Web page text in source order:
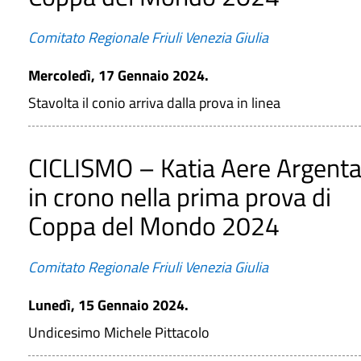
Comitato Regionale Friuli Venezia Giulia
Mercoledì, 17 Gennaio 2024.
Stavolta il conio arriva dalla prova in linea
CICLISMO – Katia Aere
in crono nella prima prova di
Coppa del Mondo 2024
Comitato Regionale Friuli Venezia Giulia
Lunedì, 15 Gennaio 2024.
Undicesimo Michele Pittacolo